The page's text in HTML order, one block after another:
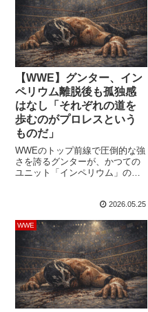
にとんでもない盛り上がりを見
せていた2人の抗争は、最高の試
合、最高の決着を迎えました。
勝利したのは二代目エル・グラ
ン...
【WWE】グンター、イン
ペリウム離脱後も孤独感
はなし「それぞれの道を
歩むのがプロレスという
ものだ」
WWEのトップ前線で圧倒的な強
さを誇るグンターが、かつての
ユニット「インペリウム」のメ
と明かしました。NXT UK時代、
ザー、ジョバンニ・ヴィンチ、
アレクサンダー・ウルフ（2021
年に離脱）とともにヒールユニ
ット「インペリウム」を結成。
しかし、2024年4月にヴィンチが
追放さ...
2026.05.25
WWE